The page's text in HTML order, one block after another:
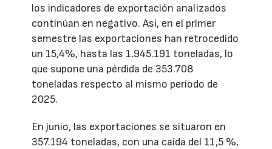
los indicadores de exportación analizados
continúan en negativo. Así, en el primer
semestre las exportaciones han retrocedido
un 15,4%, hasta las 1.945.191 toneladas, lo
que supone una pérdida de 353.708
toneladas respecto al mismo período de
2025.
En junio, las exportaciones se situaron en
357.194 toneladas, con una caída del 11,5 %,